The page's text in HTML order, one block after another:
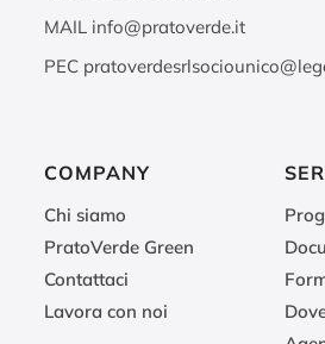
MAIL info@pratoverde.it
PEC
COMPANY
Chi siamo
PratoVerde Green
Contattaci
Lavora con noi